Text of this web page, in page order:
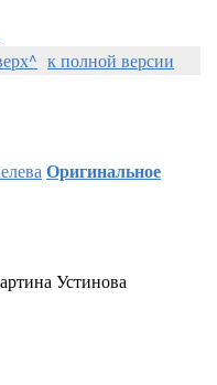
к полной версии
Оригинальное
Устинова